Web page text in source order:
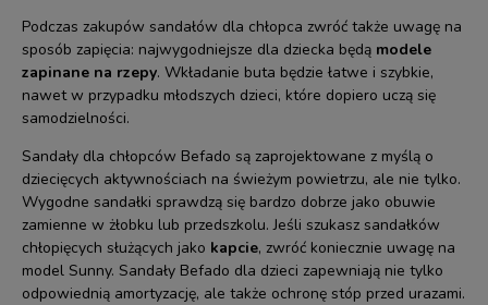
Podczas zakupów sandałów dla chłopca zwróć także uwagę na
sposób zapięcia: najwygodniejsze dla dziecka będą modele
zapinane na rzepy. Wkładanie buta będzie łatwe i szybkie,
nawet w przypadku młodszych dzieci, które dopiero uczą się
samodzielności.
Sandały dla chłopców Befado są zaprojektowane z myślą o
dziecięcych aktywnościach na świeżym powietrzu, ale nie tylko.
Wygodne sandałki sprawdzą się bardzo dobrze jako obuwie
zamienne w żłobku lub przedszkolu. Jeśli szukasz sandałków
chłopięcych służących jako kapcie, zwróć koniecznie uwagę na
model Sunny. Sandały Befado dla dzieci zapewniają nie tylko
odpowiednią amortyzację, ale także ochronę stóp przed urazami.